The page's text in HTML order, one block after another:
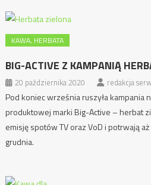
KAWA, HERBATA
BIG-ACTIVE Z KAMPANIĄ
20 października 2020 redakcja
Pod koniec września ruszyła kampania
produktowej marki Big-Active – herbat
emisję spotów TV oraz VoD i potrwają
grudnia.